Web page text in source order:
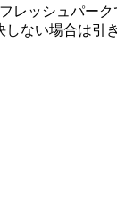
レッシュパー
ない場合は引